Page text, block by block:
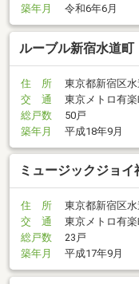
築年月
令和6年6月
ルーブル新宿水道町
住 所
東京都新宿区
交 通
東京メトロ有
総戸数
50戸
築年月
平成18年9月
ミュージックジョイ
住 所
東京都新宿区
交 通
東京メトロ有
総戸数
23戸
築年月
平成17年9月